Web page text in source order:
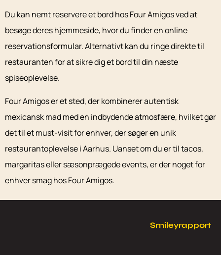
Du kan nemt reservere et bord hos Four Amigos ved at
besøge deres hjemmeside, hvor du finder en online
reservationsformular. Alternativt kan du ringe direkte til
restauranten for at sikre dig et bord til din næste
spiseoplevelse.
Four Amigos er et sted, der kombinerer autentisk
mexicansk mad med en indbydende atmosfære, hvilket gør
det til et must-visit for enhver, der søger en unik
restaurantoplevelse i Aarhus. Uanset om du er til tacos,
margaritas eller sæsonprægede events, er der noget for
enhver smag hos Four Amigos.
Smileyrapport